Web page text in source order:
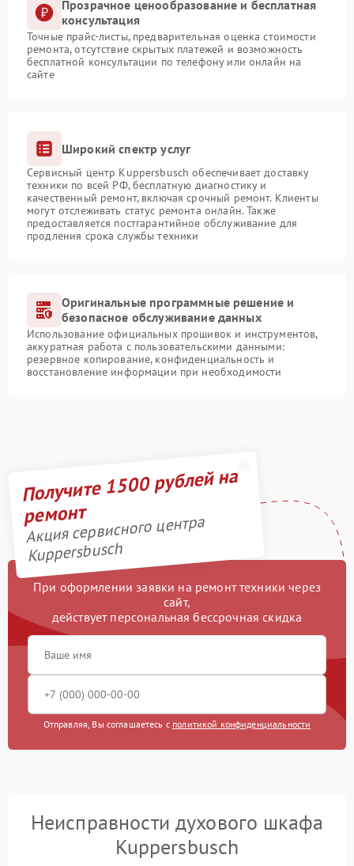
Прозрачное ценообразование и бесплатная
консультация
Точные прайс-листы, предварительная оценка стоимости
ремонта, отсутствие скрытых платежей и возможность
бесплатной консультации по телефону или онлайн на
сайте
Широкий спектр услуг
Сервисный центр Kuppersbusch обеспечивает доставку
техники по всей РФ, бесплатную диагностику и
качественный ремонт, включая срочный ремонт. Клиенты
могут отслеживать статус ремонта онлайн. Также
предоставляется постгарантийное обслуживание для
продления срока службы техники
Оригинальные программные решение и
безопасное обслуживание данных
Использование официальных прошивок и инструментов,
аккуратная работа с пользовательскими данными:
резервное копирование, конфиденциальность и
восстановление информации при необходимости
Получите 1500 рублей на
ремонт
Акция сервисного центра
Kuppersbusch
При оформлении заявки на ремонт техники через
сайт,
действует персональная бессрочная скидка
Отправляя, Вы соглашаетесь с политикой конфиденциальности
Неисправности духового шкафа
Kuppersbusch